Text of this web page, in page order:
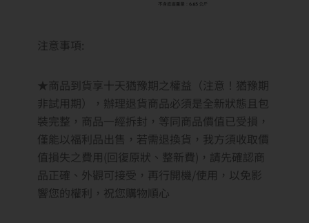
注意事項:
​​​​​​​★商品到貨享十天猶豫期之權益（注意！猶豫期
非試用期），辦理退貨商品必須是全新狀態且包
裝完整，商品一經拆封，等同商品價值已受損，
僅能以福利品出售，若需退換貨，我方須收取價
值損失之費用(回復原狀、整新費)，請先確認商
品正確、外觀可接受，再行開機/使用，以免影
響您的權利，祝您購物順心